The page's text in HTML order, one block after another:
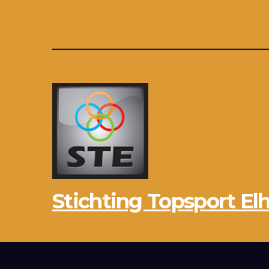
Stichting Topsport